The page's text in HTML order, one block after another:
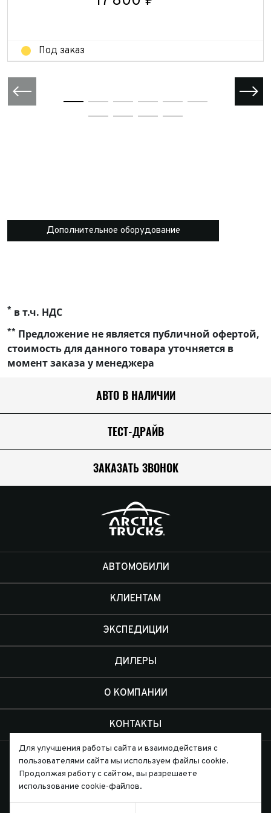
Под заказ
Дополнительное оборудование
* в т.ч. НДС
** Предложение не является публичной офертой,
стоимость для данного товара уточняется в
момент заказа у менеджера
АВТО В НАЛИЧИИ
ТЕСТ-ДРАЙВ
ЗАКАЗАТЬ ЗВОНОК
АВТОМОБИЛИ
КЛИЕНТАМ
ЭКСПЕДИЦИИ
ДИЛЕРЫ
О КОМПАНИИ
КОНТАКТЫ
Для улучшения работы сайта и взаимодействия с
пользователями сайта мы используем файлы cookie.
Продолжая работу с сайтом, вы разрешаете
использование cookie-файлов.